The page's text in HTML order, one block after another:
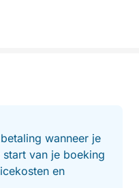
wanneer je
van je boeking
en